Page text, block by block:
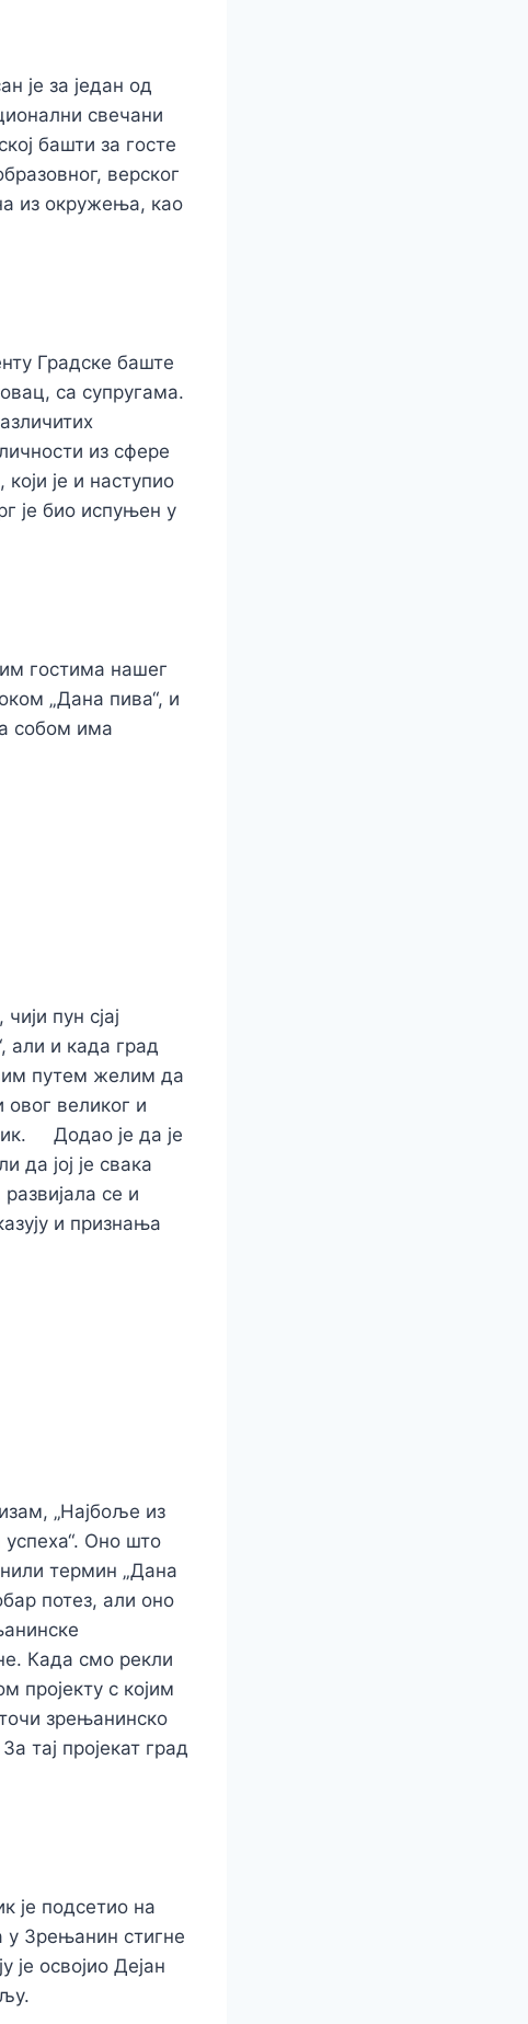
је за један од
свечани
башти за госте
верског
из окружења, као
Градске баште
са супругама.
из сфере
је и наступио
је био испуњен у
гостима нашег
„Дана пива“, и
собом има
пун сјај
али и када град
путем желим да
овог великог и
Додао је да је
да јој је свака
се и
и признања
„Најбоље из
Оно што
термин „Дана
потез, али оно
Када смо рекли
пројекту с којим
зрењанинско
тај пројекат град
је подсетио на
у Зрењанин стигне
освојио Дејан